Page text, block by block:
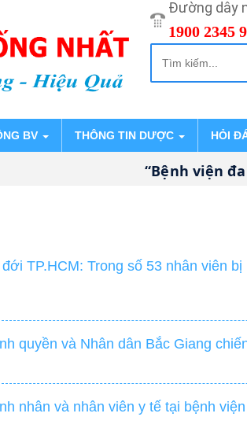
Đường dây
1900 2345
BV THÔNG TIN DƯỢC HỎI
“Bệnh viện đa
TP.HCM: Trong số 53 nhân viên
quyền và Nhân dân Bắc Giang
nhân và nhân viên y tế tại bệnh viện